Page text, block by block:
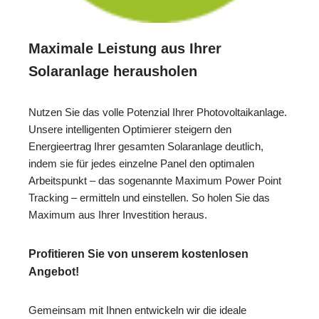
Maximale Leistung aus Ihrer
Solaranlage herausholen
Nutzen Sie das volle Potenzial Ihrer Photovoltaikanlage.
Unsere intelligenten Optimierer steigern den
Energieertrag Ihrer gesamten Solaranlage deutlich,
indem sie für jedes einzelne Panel den optimalen
Arbeitspunkt – das sogenannte Maximum Power Point
Tracking – ermitteln und einstellen. So holen Sie das
Maximum aus Ihrer Investition heraus.
Profitieren Sie von unserem kostenlosen
Angebot!
Gemeinsam mit Ihnen entwickeln wir die ideale